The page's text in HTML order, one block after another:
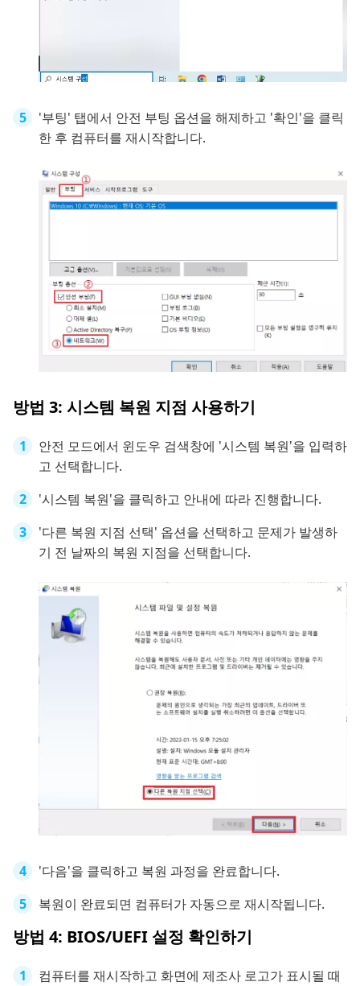
'부팅' 탭에서 안전 부팅 옵션을 해제하고 '확인'을 클릭
한 후 컴퓨터를 재시작합니다.
방법 3: 시스템 복원 지점 사용하기
안전 모드에서 윈도우 검색창에 '시스템 복원'을 입력하
고 선택합니다.
'시스템 복원'을 클릭하고 안내에 따라 진행합니다.
'다른 복원 지점 선택' 옵션을 선택하고 문제가 발생하
기 전 날짜의 복원 지점을 선택합니다.
'다음'을 클릭하고 복원 과정을 완료합니다.
복원이 완료되면 컴퓨터가 자동으로 재시작됩니다.
방법 4: BIOS/UEFI 설정 확인하기
컴퓨터를 재시작하고 화면에 제조사 로고가 표시될 때